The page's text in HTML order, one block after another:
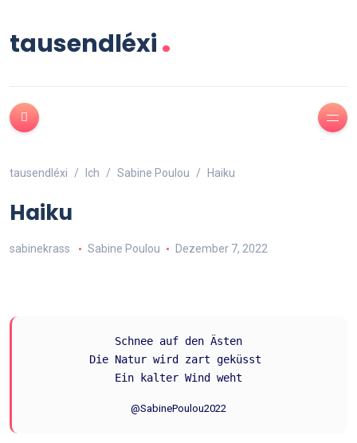
tausendléxi.
tausendléxi Ich Sabine Poulou Haiku
Haiku
sabinekrass Sabine Poulou Dezember 7, 2022
Schnee auf den Ästen
Die Natur wird zart geküsst
Ein kalter Wind weht
@SabinePoulou2022